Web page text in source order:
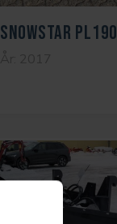
SNOWSTAR PL190